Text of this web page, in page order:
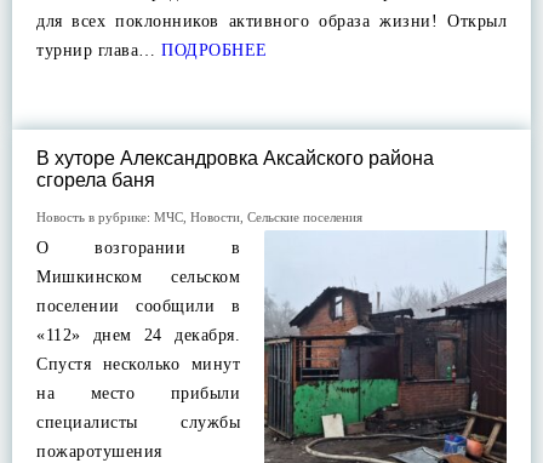
для всех поклонников активного образа жизни! Открыл
турнир глава… ПОДРОБНЕЕ
В хуторе Александровка Аксайского района
сгорела баня
Новость в рубрике: МЧС Новости Сельские поселения
О возгорании в
Мишкинском сельском
поселении сообщили в
«112» днем 24 декабря.
Спустя несколько минут
на место прибыли
специалисты службы
пожаротушения